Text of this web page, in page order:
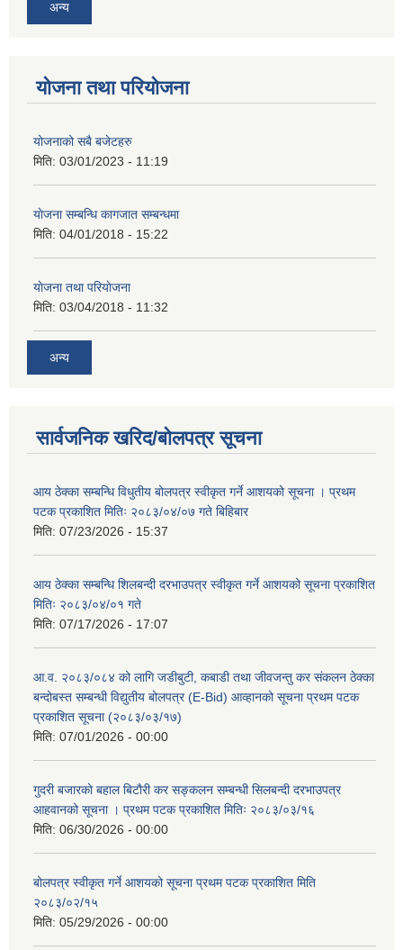
अन्य
योजना तथा परियोजना
योजनाको सबै बजेटहरु
मिति: 03/01/2023 - 11:19
याेजना सम्बन्धि कागजात सम्बन्धमा
मिति: 04/01/2018 - 15:22
याेजना तथा परियाेजना
मिति: 03/04/2018 - 11:32
अन्य
सार्वजनिक खरिद/बोलपत्र सूचना
आय ठेक्का सम्बन्धि विधुतीय बोलपत्र स्वीकृत गर्ने आशयको सूचना । प्रथम
पटक प्रकाशित मितिः २०८३/०४/०७ गते बिहिबार
मिति: 07/23/2026 - 15:37
आय ठेक्का सम्बन्धि शिलबन्दी दरभाउपत्र स्वीकृत गर्ने आशयको सूचना प्रकाशित
मितिः २०८३/०४/०१ गते
मिति: 07/17/2026 - 17:07
आ.व. २०८३/०८४ को लागि जडीबुटी, कबाडी तथा जीवजन्तु कर संकलन ठेक्का
बन्दोबस्त सम्बन्धी विद्युतीय बोलपत्र (E-Bid) आव्हानको सूचना प्रथम पटक
प्रकाशित सूचना (२०८३/०३/१७)
मिति: 07/01/2026 - 00:00
गुदरी बजारको बहाल बिटौरी कर सङ्कलन सम्बन्धी सिलबन्दी दरभाउपत्र
आहवानको सूचना । प्रथम पटक प्रकाशित मितिः २०८३/०३/१६
मिति: 06/30/2026 - 00:00
बोलपत्र स्वीकृत गर्ने आशयको सूचना प्रथम पटक प्रकाशित मिति
२०८३/०२/१५
मिति: 05/29/2026 - 00:00